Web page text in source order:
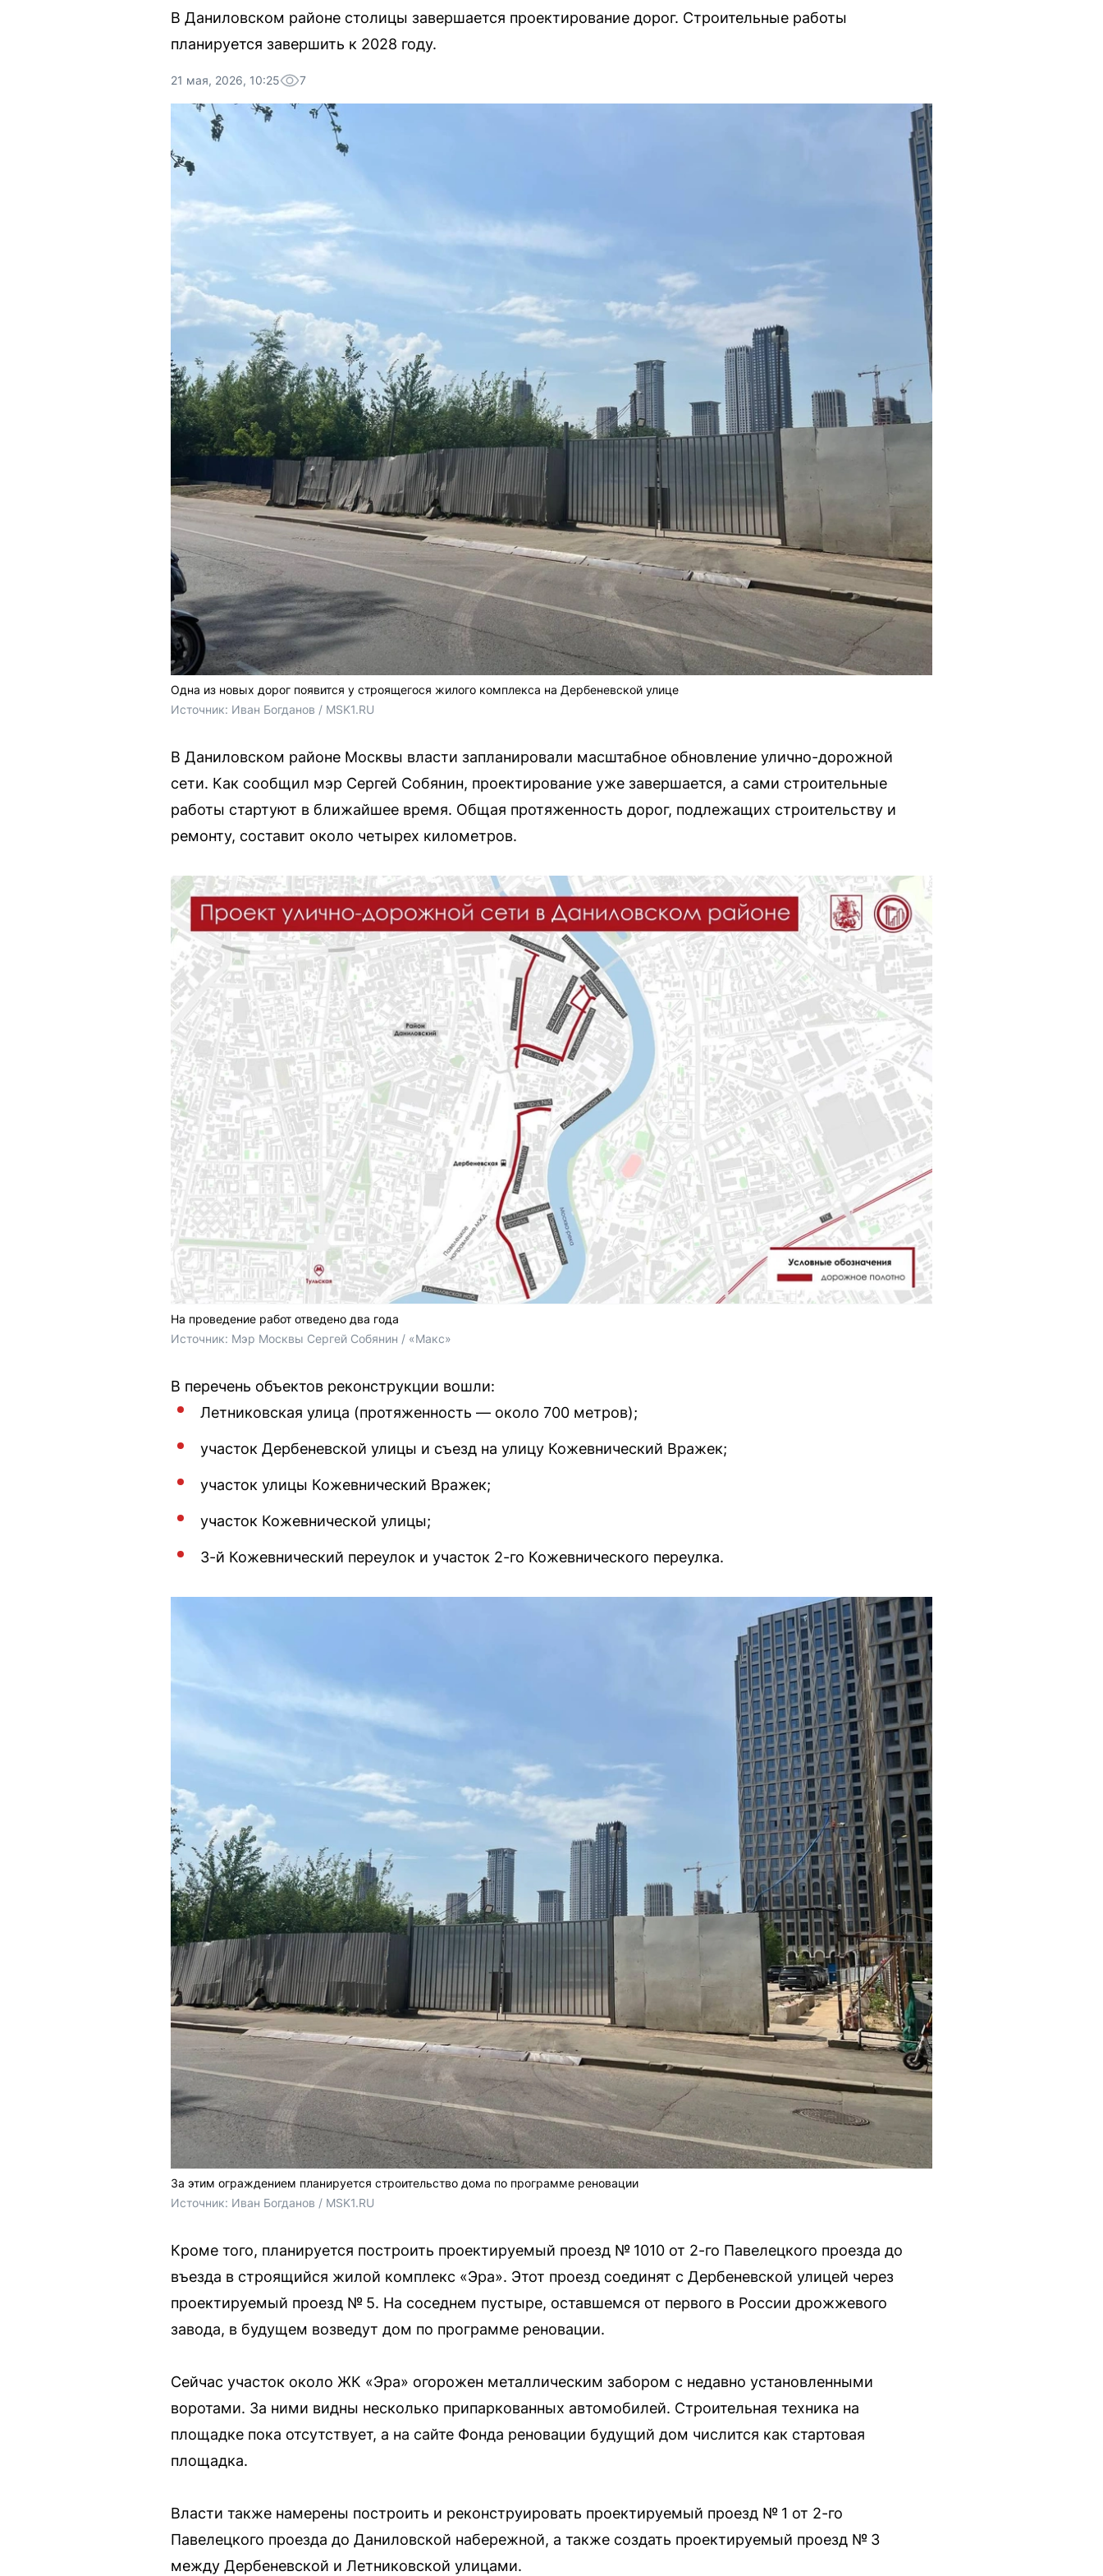
В Даниловском районе столицы завершается проектирование дорог. Строительные работы
планируется завершить к 2028 году.
21 мая, 2026, 10:25 7
Одна из новых дорог появится у строящегося жилого комплекса на Дербеневской улице
Источник: Иван Богданов / MSK1.RU
В Даниловском районе Москвы власти запланировали масштабное обновление улично-дорожной
сети. Как сообщил мэр Сергей Собянин, проектирование уже завершается, а сами строительные
работы стартуют в ближайшее время. Общая протяженность дорог, подлежащих строительству и
ремонту, составит около четырех километров.
На проведение работ отведено два года
Источник: Мэр Москвы Сергей Собянин / «Макс»
В перечень объектов реконструкции вошли:
Летниковская улица (протяженность — около 700 метров);
участок Дербеневской улицы и съезд на улицу Кожевнический Вражек;
участок улицы Кожевнический Вражек;
участок Кожевнической улицы;
3-й Кожевнический переулок и участок 2-го Кожевнического переулка.
За этим ограждением планируется строительство дома по программе реновации
Источник: Иван Богданов / MSK1.RU
Кроме того, планируется построить проектируемый проезд № 1010 от 2-го Павелецкого проезда до
въезда в строящийся жилой комплекс «Эра». Этот проезд соединят с Дербеневской улицей через
проектируемый проезд № 5. На соседнем пустыре, оставшемся от первого в России дрожжевого
завода, в будущем возведут дом по программе реновации.
Сейчас участок около ЖК «Эра» огорожен металлическим забором с недавно установленными
воротами. За ними видны несколько припаркованных автомобилей. Строительная техника на
площадке пока отсутствует, а на сайте Фонда реновации будущий дом числится как стартовая
площадка.
Власти также намерены построить и реконструировать проектируемый проезд № 1 от 2-го
Павелецкого проезда до Даниловской набережной, а также создать проектируемый проезд № 3
между Дербеневской и Летниковской улицами.